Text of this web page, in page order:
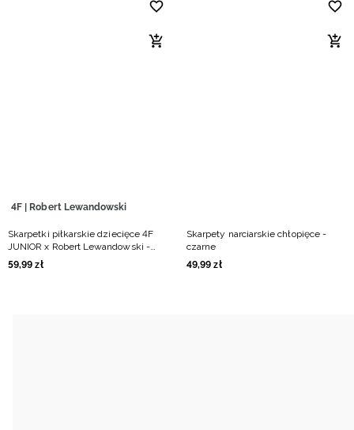
4F | Robert Lewandowski
Skarpetki piłkarskie dziecięce 4F
JUNIOR x Robert Lewandowski -
czarne
59,99 zł
Skarpety narciarskie chłopięce -
czarne
49,99 zł